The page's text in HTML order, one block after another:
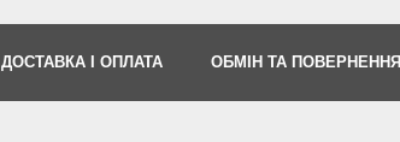
ДОСТАВКА І ОПЛАТА ОБМІН ТА ПОВЕРНЕННЯ